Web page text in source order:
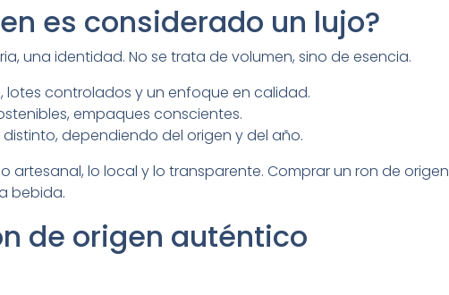
es considerado un lujo?
una identidad. No se trata de volumen, sino de esencia.
lotes controlados y un enfoque en calidad.
empaques conscientes.
dependiendo del origen y del año.
artesanal, lo local y lo transparente. Comprar un ron de origen
bebida.
de origen auténtico